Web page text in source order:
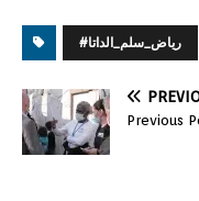
#رياض_سلم_الداتا
Previous